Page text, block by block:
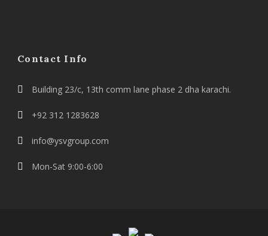
Contact Info
Building 23/c, 13th comm lane phase 2 dha karachi.
+92 312 1283628
info@ysvgroup.com
Mon-Sat 9:00-6:00